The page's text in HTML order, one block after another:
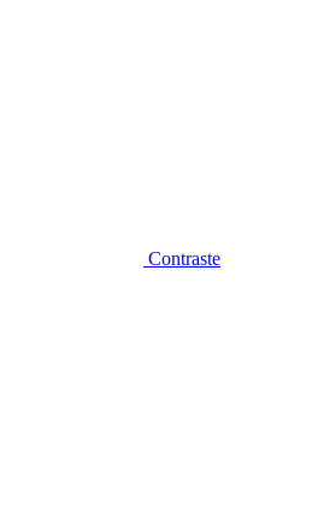
Contraste